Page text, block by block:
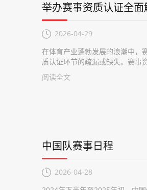
举办赛事资质认证全
2026-04-29
在体育产业蓬勃发展的浪潮中，
质认证环节的疏漏或缺失。赛事
阅读全文
中国队赛事日程
2026-04-28